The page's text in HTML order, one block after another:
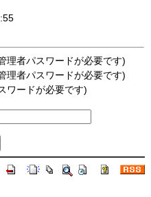
理者パスワードが必要です)
理者パスワードが必要です)
ワードが必要です)